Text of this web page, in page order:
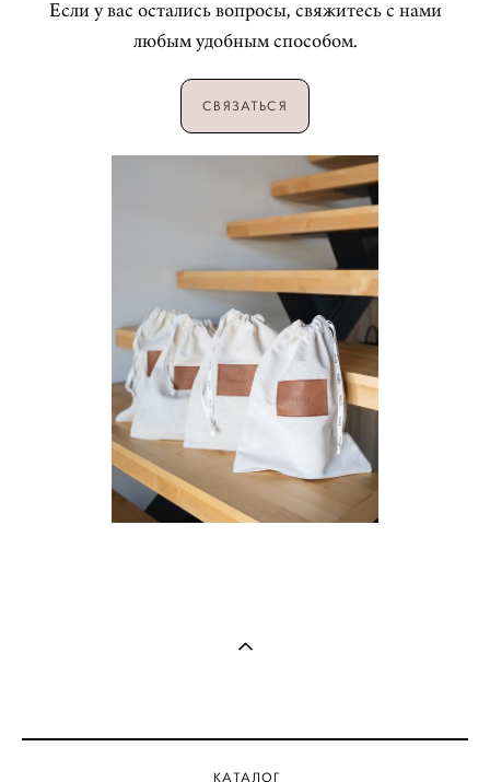
Если у вас остались вопросы, свяжитесь с нами
любым удобным способом.
СВЯЗАТЬСЯ
КАТАЛОГ